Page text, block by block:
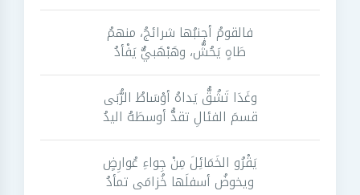
فالقومُ أجنبُها شرائجُ، منهمُ
طَاهٍ يَحُشُّ، وهَبْهَبيٌّ يَفْأدُ
وغَدَا تَشُقُّ يَداهُ أوْسَاطُ الرُّبَى
قسمَ الفئالِ تقدُّ أوسطَهُ اليدُ
يَقْرُو الخَمَائِلَ مِنْ جِواءِ عُوارِضٍ
ويخوضُ أسفلَها خُزامَى تمأدُ